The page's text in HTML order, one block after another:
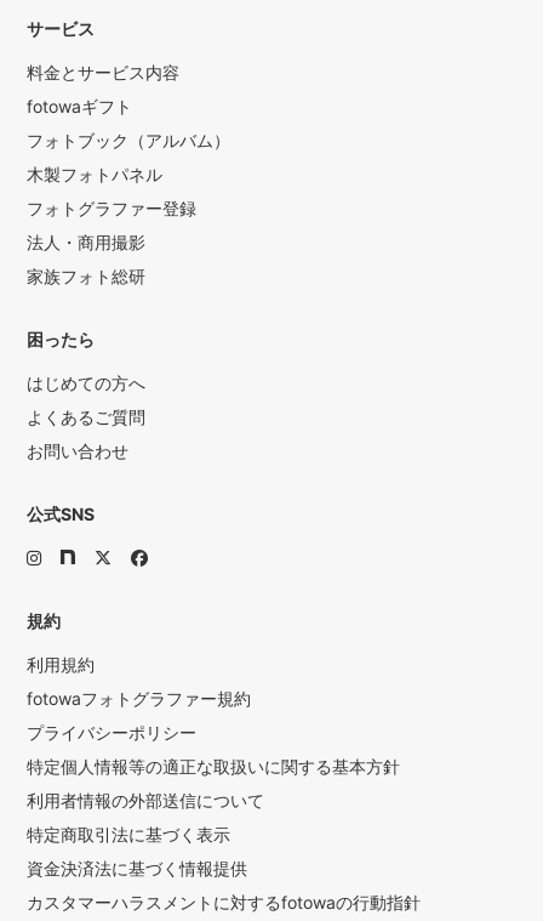
サービス
料金とサービス内容
fotowaギフト
フォトブック（アルバム）
木製フォトパネル
フォトグラファー登録
法人・商用撮影
家族フォト総研
困ったら
はじめての方へ
よくあるご質問
お問い合わせ
公式SNS
規約
利用規約
fotowaフォトグラファー規約
プライバシーポリシー
特定個人情報等の適正な取扱いに関する基本方針
利用者情報の外部送信について
特定商取引法に基づく表示
資金決済法に基づく情報提供
カスタマーハラスメントに対するfotowaの行動指針